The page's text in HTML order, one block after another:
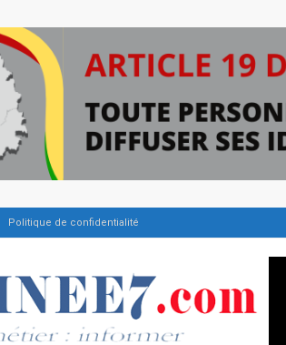
Politique de confidentialité